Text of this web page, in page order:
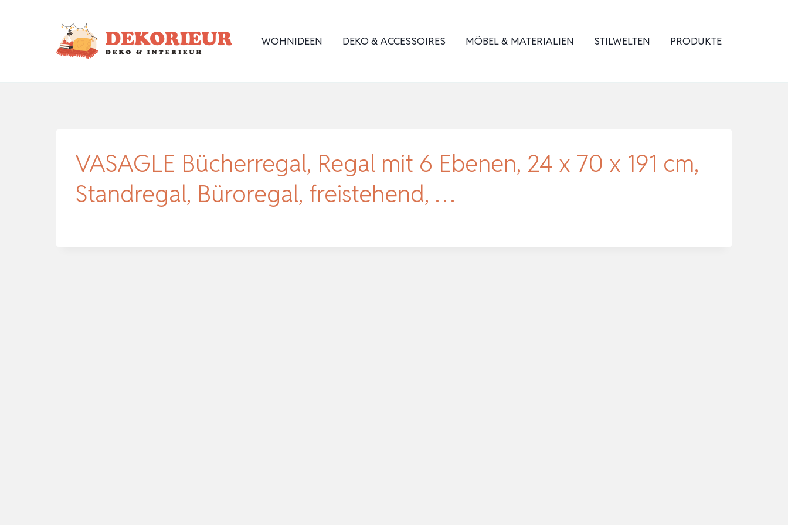
WOHNIDEEN DEKO & ACCESSOIRES MÖBEL & MATERIALIEN STILWELTEN PRODUKTE
VASAGLE Bücherregal, Regal mit 6 Ebenen, 24 x 70 x 191 cm,
Standregal, Büroregal, freistehend, …